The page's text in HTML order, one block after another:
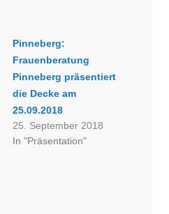
Pinneberg:
Frauenberatung
Pinneberg präsentiert
die Decke am
25.09.2018
25. September 2018
In "Präsentation"